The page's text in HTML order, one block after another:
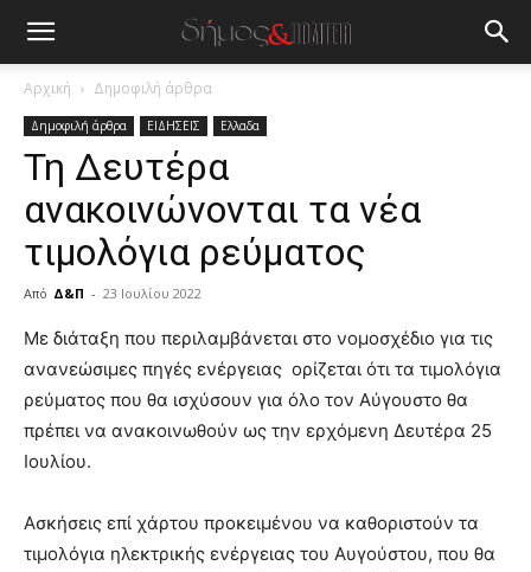
Αρχική Δημοφιλή άρθρα
Δημοφιλή άρθρα ΕΙΔΗΣΕΙΣ Ελλαδα
Τη Δευτέρα
ανακοινώνονται τα νέα
τιμολόγια ρεύματος
Από Δ&Π - 23 Ιουλίου 2022
blonde
lesbians
hot
cam
show.desi
lyons
teaches
Με διάταξη που περιλαμβάνεται στο νομοσχέδιο για τις
ανανεώσιμες πηγές ενέργειας ορίζεται ότι τα τιμολόγια
ρεύματος που θα ισχύσουν για όλο τον Αύγουστο θα
πρέπει να ανακοινωθούν ως την ερχόμενη Δευτέρα 25
Ιουλίου.
Ασκήσεις επί χάρτου προκειμένου να καθοριστούν τα
τιμολόγια ηλεκτρικής ενέργειας του Αυγούστου, που θα